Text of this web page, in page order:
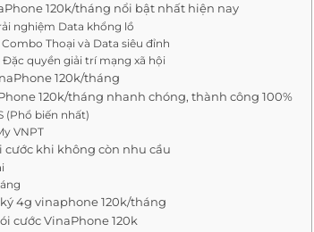
120k/tháng nổi bật nhất hiện nay
nghiệm Data khổng lồ
Thoại và Data siêu đỉnh
Đặc quyền giải trí mạng xã hội
120k/tháng
120k/tháng nhanh chóng, thành công 100%
(Phổ biến nhất)
VNPT
cước khi không còn nhu cầu
4g vinaphone 120k/tháng
cước VinaPhone 120k